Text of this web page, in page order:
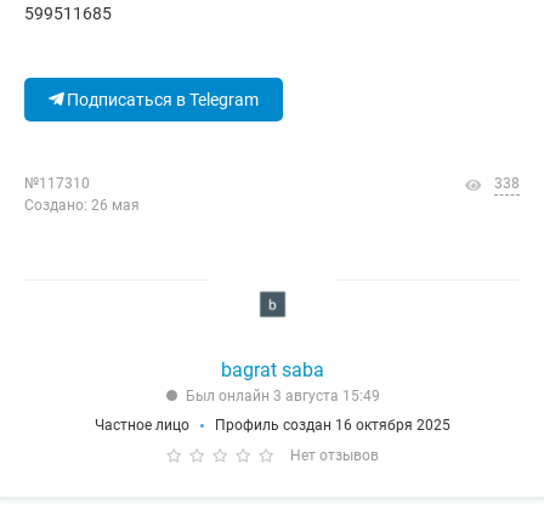
599511685
Подписаться в Telegram
№117310
Создано: 26 мая
338
bagrat saba
Был онлайн 3 августа 15:49
Частное лицо
Профиль создан 16 октября 2025
Нет отзывов